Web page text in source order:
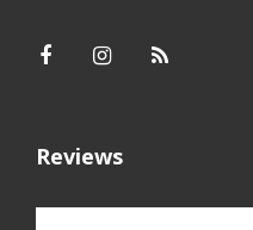
Reviews